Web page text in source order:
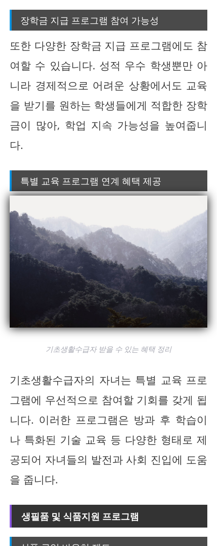
장학금 지급 프로그램 참여 가능성
또한 다양한 장학금 지급 프로그램에도 참
여할 수 있습니다. 성적 우수 학생뿐만 아
니라 경제적으로 어려운 상황에서도 교육
을 받기를 원하는 학생들에게 적합한 장학
금이 많아, 학업 지속 가능성을 높여줍니
다.
특별 교육 프로그램 연계 혜택 제공
기초생활수급자 받을 수 있는 혜택 정리
기초생활수급자의 자녀는 특별 교육 프로
그램에 우선적으로 참여할 기회를 갖게 됩
니다. 이러한 프로그램은 방과 후 학습이
나 특화된 기술 교육 등 다양한 형태로 제
공되어 자녀들의 발전과 사회 진입에 도움
을 줍니다.
생필품 및 식품지원 프로그램